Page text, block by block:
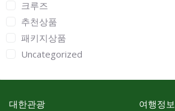
크루즈
추천상품
패키지상품
Uncategorized
대한관광 여행정보